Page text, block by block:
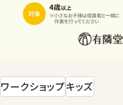
ワークショップキッズ